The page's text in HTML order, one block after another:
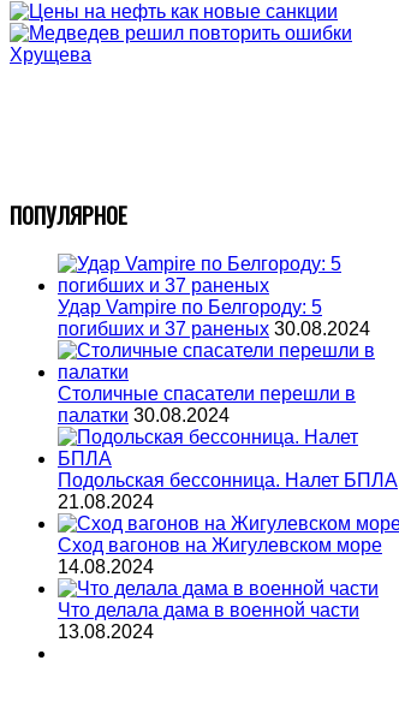
ПОПУЛЯРНОЕ
Удар Vampire по Белгороду: 5
погибших и 37 раненых 30.08.2024
Столичные спасатели перешли в
палатки 30.08.2024
Подольская бессонница. Налет БПЛА
21.08.2024
Сход вагонов на Жигулевском море
14.08.2024
Что делала дама в военной части
13.08.2024